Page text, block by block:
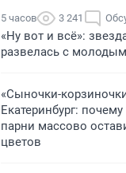
5 часов 3 241
«Ну вот и всё»:
развелась с
«Сыночки-
Екатеринбург:
парни массово
цветов